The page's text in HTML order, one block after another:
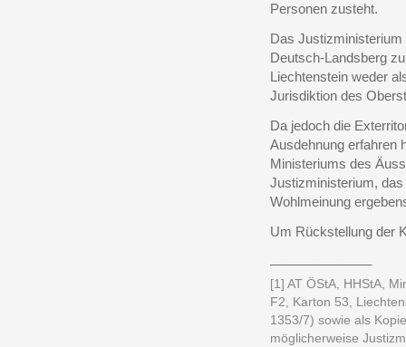
Personen zusteht.
Das
Deutsch-Landsberg
Liechtenstein weder
Jurisdiktion des
Da jedoch die
Ausdehnung erfahren
Ministeriums des
Justizministerium,
Wohlmeinung
Um Rückstellung der
[1] AT ÖStA, HHStA,
F2, Karton 53,
1353/7) sowie als
möglicherweise